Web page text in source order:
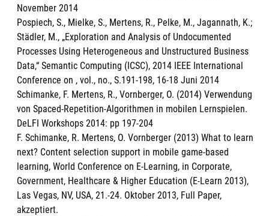
November 2014
Pospiech, S., Mielke, S., Mertens, R., Pelke, M., Jagannath, K.;
Städler, M., „Exploration and Analysis of Undocumented
Processes Using Heterogeneous and Unstructured Business
Data,“ Semantic Computing (ICSC), 2014 IEEE International
Conference on , vol., no., S.191-198, 16-18 Juni 2014
Schimanke, F. Mertens, R., Vornberger, O. (2014) Verwendung
von Spaced-Repetition-Algorithmen in mobilen Lernspielen.
DeLFI Workshops 2014: pp 197-204
F. Schimanke, R. Mertens, O. Vornberger (2013) What to learn
next? Content selection support in mobile game-based
learning, World Conference on E-Learning, in Corporate,
Government, Healthcare & Higher Education (E-Learn 2013),
Las Vegas, NV, USA, 21.-24. Oktober 2013, Full Paper,
akzeptiert.